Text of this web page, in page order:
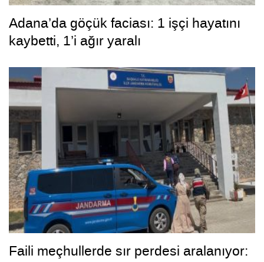
Adana’da göçük faciası: 1 işçi hayatını
kaybetti, 1’i ağır yaralı
Faili meçhullerde sır perdesi aralanıyor: